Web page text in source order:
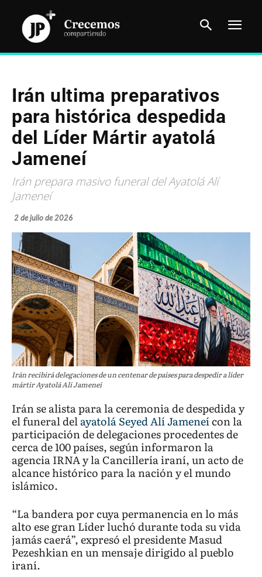
Irán ultima preparativos
para histórica despedida
del Líder Mártir ayatolá
Jameneí
Irán prepara masivo funeral del Ayatolá Alí
Jameneí
2 de julio de 2026
Irán recibirá delegaciones de un centenar de países para despedir a líder
mártir Ayatolá Alí Jameneí
Irán se alista para la ceremonia de despedida y
el funeral delayatolá Seyed Alí Jameneícon la
participación de delegaciones procedentes de
cerca de 100 países, según informaron la
agencia IRNA y la Cancillería iraní, un acto de
alcance histórico para la nación y el mundo
islámico.
“La bandera por cuya permanencia en lo más
alto ese gran Líder luchó durante toda su vida
jamás caerá”, expresó el presidente Masud
Pezeshkian en un mensaje dirigido al pueblo
iraní.